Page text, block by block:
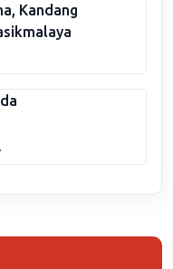
Kandang